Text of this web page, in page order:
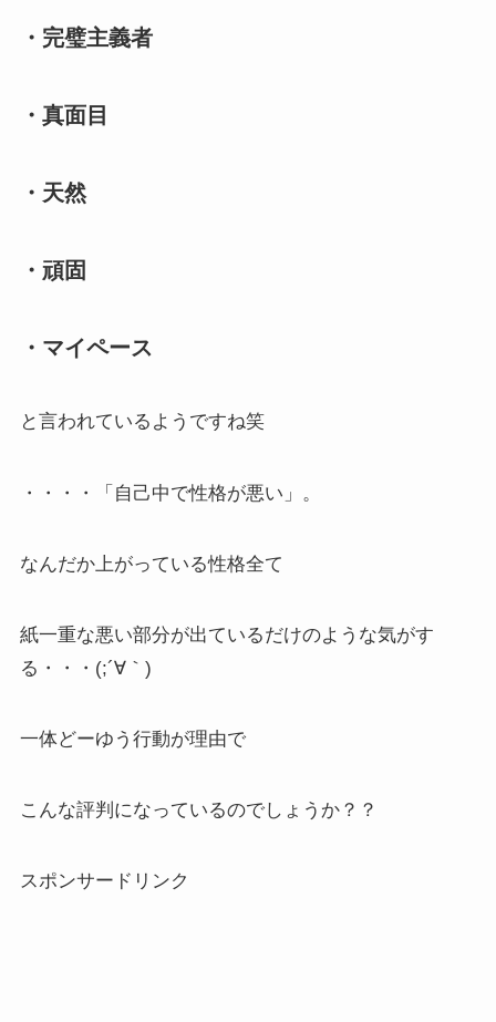
・完璧主義者
・真面目
・天然
・頑固
・マイペース
と言われているようですね笑
・・・・「自己中で性格が悪い」。
なんだか上がっている性格全て
紙一重な悪い部分が出ているだけのような気がす
る・・・(;´∀｀)
一体どーゆう行動が理由で
こんな評判になっているのでしょうか？？
スポンサードリンク